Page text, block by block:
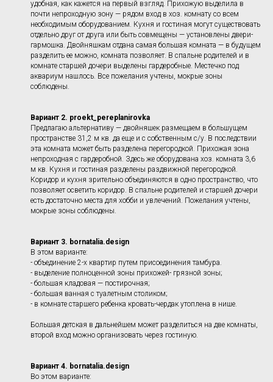
удобная, как кажется на первый взгляд. Прихожую выделила в
почти непроходную зону — рядом вход в хоз. комнату со всем
необходимым оборудованием. Кухня и гостиная могут существовать
отдельно друг от друга или быть совмещены — установлены двери-
гармошка. Двойняшкам отдана самая большая комната — в будущем
разделить ее можно, комната позволяет. В спальне родителей и в
комнате старшей дочери выделены гардеробные. Местечко под
аквариум нашлось. Все пожелания учтены, мокрые зоны
соблюдены.
Вариант 2. proekt_pereplanirovka
Предлагаю альтернативу — двойняшек размещаем в большущем
пространстве 31,2 м кв. да еще и с собственным с/у. В последствии
эта комната может быть разделена перегородкой. Прихожая зона
непроходная с гардеробной. Здесь же оборудована хоз. комната 3,6
м кв. Кухня и гостиная разделены раздвижной перегородкой.
Коридор и кухня зрительно объединяются в одно пространство, что
позволяет осветить коридор. В спальне родителей и старшей дочери
есть достаточно места для хобби и увлечений. Пожелания учтены,
мокрые зоны соблюдены.
Вариант 3. bornatalia.design
В этом варианте:
- объединение 2-х квартир путем присоединения тамбура.
- выделение полноценной зоны прихожей- грязной зоны;
- большая кладовая — постирочная;
- большая ванная с туалетным столиком;
- в комнате старшего ребенка кровать-чердак утоплена в нише.
Большая детская в дальнейшем может разделиться на две комнаты,
второй вход можно организовать через гостиную.
Вариант 4. bornatalia.design
Во этом варианте: